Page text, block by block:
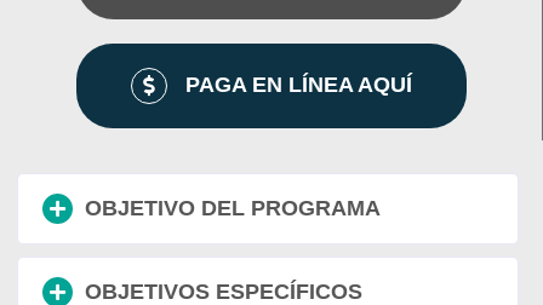
PAGA EN LÍNEA AQUÍ
OBJETIVO DEL PROGRAMA
OBJETIVOS ESPECÍFICOS